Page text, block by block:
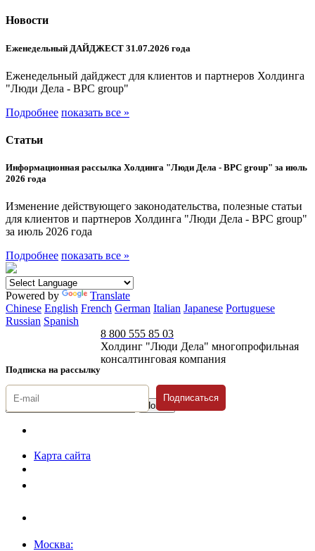
Новости
Еженедельный ДАЙДЖЕСТ 31.07.2026 года
Еженедельный дайджест для клиентов и партнеров Холдинга
"Люди Дела - BPC group"
Подробнее показать все »
Статьи
Информационная рассылка Холдинга "Люди Дела - BPC group" за июль
2026 года
Изменение действующего законодательства, полезные статьи
для клиентов и партнеров Холдинга "Люди Дела - BPC group"
за июль 2026 года
Подробнее показать все »
Powered by
Translate
Chinese English French German Italian Japanese Portuguese
Russian Spanish
Подписка на рассылку
8 800 555 85 03
Холдинг "Люди Дела" многопрофильная
консалтинговая компания
Подписаться
Карта сайта
Москва: